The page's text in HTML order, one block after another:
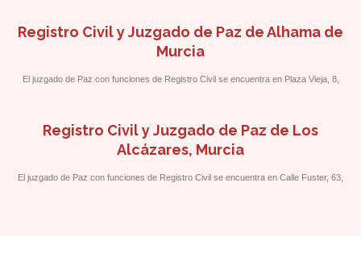
Registro Civil y Juzgado de Paz de Alhama de
Murcia
El juzgado de Paz con funciones de Registro Civil se encuentra en Plaza Vieja, 8,
Registro Civil y Juzgado de Paz de Los
Alcázares, Murcia
El juzgado de Paz con funciones de Registro Civil se encuentra en Calle Fuster, 63,